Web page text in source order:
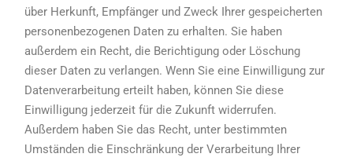
über Herkunft, Empfänger und Zweck Ihrer gespeicherten
personenbezogenen Daten zu erhalten. Sie haben
außerdem ein Recht, die Berichtigung oder Löschung
dieser Daten zu verlangen. Wenn Sie eine Einwilligung zur
Datenverarbeitung erteilt haben, können Sie diese
Einwilligung jederzeit für die Zukunft widerrufen.
Außerdem haben Sie das Recht, unter bestimmten
Umständen die Einschränkung der Verarbeitung Ihrer